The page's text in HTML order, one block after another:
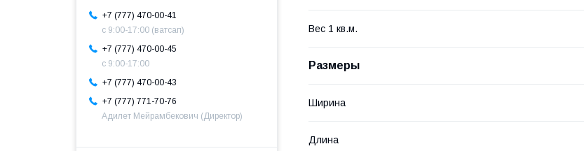
Вес 1 кв.м.
Размеры
Ширина
Длина
+7 (777) 470-00-41
c 9:00-17:00 (ватсап)
+7 (777) 470-00-45
c 9:00-17:00
+7 (777) 470-00-43
+7 (777) 771-70-76
Адилет Мейрамбекович (Директор)